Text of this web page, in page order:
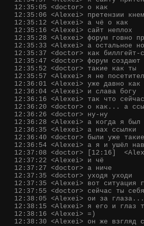
12:35:05 <doctor> о как
12:35:06 <Alexei> претензии
12:35:12 <Alexei> а чё о как
12:35:16 <Alexei> сайт неплох
12:35:28 <Alexei> форум говно
12:35:33 <Alexei> а остальное
12:35:37 <doctor> как
12:35:47 <doctor> форум создают
12:35:52 <doctor> такие как ты
12:35:57 <Alexei> я не
12:36:01 <Alexei> уже давно как
12:36:04 <Alexei> и слава богу
12:36:16 <Alexei> так что
12:36:20 <doctor> о как... а
12:36:26 <doctor> ну-ну
12:36:28 <Alexei> а когда я был
12:36:35 <Alexei> а нах ссылки
12:36:40 <doctor> были уже
12:36:54 <Alexei> а я и ушёл
12:37:08 <doctor> [12:16]
12:37:22 <Alexei> и чё
12:37:27 <doctor> а ниче
12:37:35 <doctor> уходя уходи
12:37:35 <Alexei> вот ситуация
12:37:55 <doctor> сейчас ты
12:38:05 <Alexei> ои за
12:38:15 <Alexei> я его и глаз
12:38:16 <Alexei> =)
12:38:30 <Alexei> он же взгляд